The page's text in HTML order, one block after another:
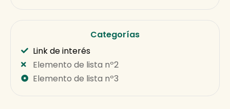
Categorías
Link de interés
Elemento de lista nº2
Elemento de lista nº3